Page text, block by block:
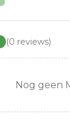
(0 reviews)
Nog geen